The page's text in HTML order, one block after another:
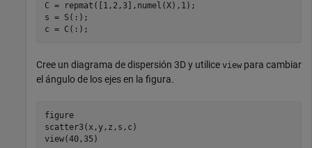
C = repmat([1,2,3],numel(X),1);
s = S(:);
c = C(:);
Cree un diagrama de dispersión 3D y utilice view para cambiar
el ángulo de los ejes en la figura.
figure
scatter3(x,y,z,s,c)
view(40,35)